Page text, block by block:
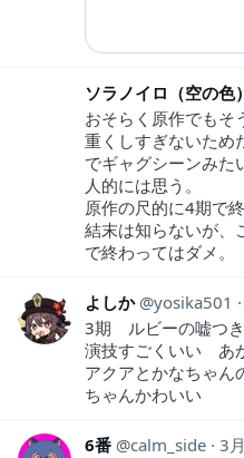
ソラノイロ（空の色）
おそらく原作でもそ
重くしすぎないため
でギャグシーンみた
人的には思う。
原作の尺的に4期で終
結末は知らないが、
で終わってはダメ。
よしか yosika501
3期 ルビーの嘘つ
演技すごくいい あ
アクアとかなちゃ
ちゃんかわいい
6番 calm_side 3